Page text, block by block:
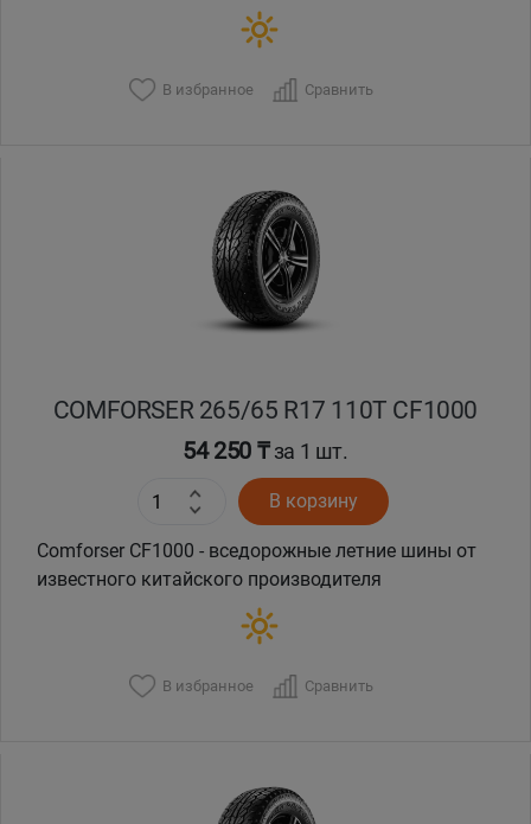
В избранное Сравнить
COMFORSER 265/65 R17 110T CF1000
54 250 ₸за 1 шт.
В корзину
Comforser CF1000 - вседорожные летние шины от
известного китайского производителя
В избранное Сравнить